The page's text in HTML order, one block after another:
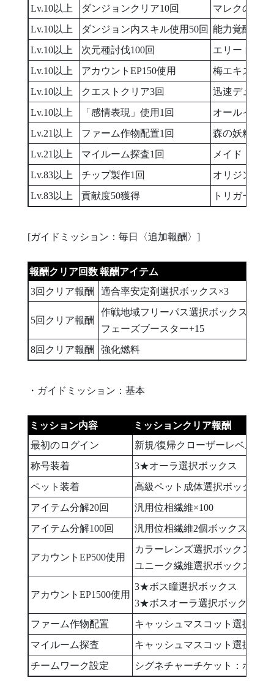
Lv.10以上 ダンジョンクリア10回
マレクの黄金
Lv.10以上
ダンジョン内スキル使用50回 能力覚醒ドリ
Lv.10以上
次元種討伐100回
エリートの秘
Lv.10以上
アカウントEP150使用
梅エキス
Lv.10以上
クエストクリア3回
迅速デュア
Lv.10以上
「感情表現」使用1回
オールイン
Lv.21以上
ファーム作物配置1回
森の妖精ア
Lv.21以上
マイルーム探査1回
メイド コノ
Lv.83以上
チップ製作1回
オリジンチ
Lv.83以上
貢献度50獲得 トリガー専
[ガイドミッション：毎日〈追加報酬〉]
報酬クリア回数報酬アイテム
3回クリア報酬
適合率安定剤選択ボックス×3
5回クリア報酬
作戦地域フリーパス選択ボックス
フェーズブースター+15
8回クリア報酬
強化燃料
・ガイドミッション：基本
ミッション内容
ミッションクリア報酬
最初のログイン
新規/復帰クローザーレベル達
称号装着
3★オーラ選択ボックス
ペット装着
高級ペット成体選択ボックス
アイテム分解20回
汎用位相繊維×100
アイテム分解100回
汎用位相繊維2個ボックス×100
アカウントEP500使用
カラーレンズ選択ボックス
ユニーク繊維選択ボックス
アカウントEP1500使用
3★ボス瞳選択ボックス
3★ボスオーラ選択ボックス
ファーム作物配置
キャッシュマスコット選択ボッ
マイルーム探査
キャッシュマスコット選択ボッ
チームワーク設定
シグネチャーチケット：ホイ